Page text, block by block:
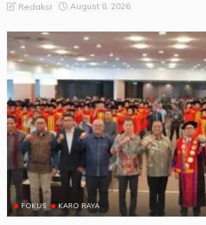
Redaksi August 8, 2026
FOKUS KARO RAYA